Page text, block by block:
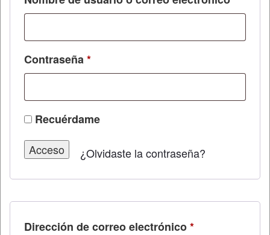
Contraseña*Obligatorio
Recuérdame
Acceso
¿Olvidaste la contraseña?
Dirección de correo electrónico*Obligatorio